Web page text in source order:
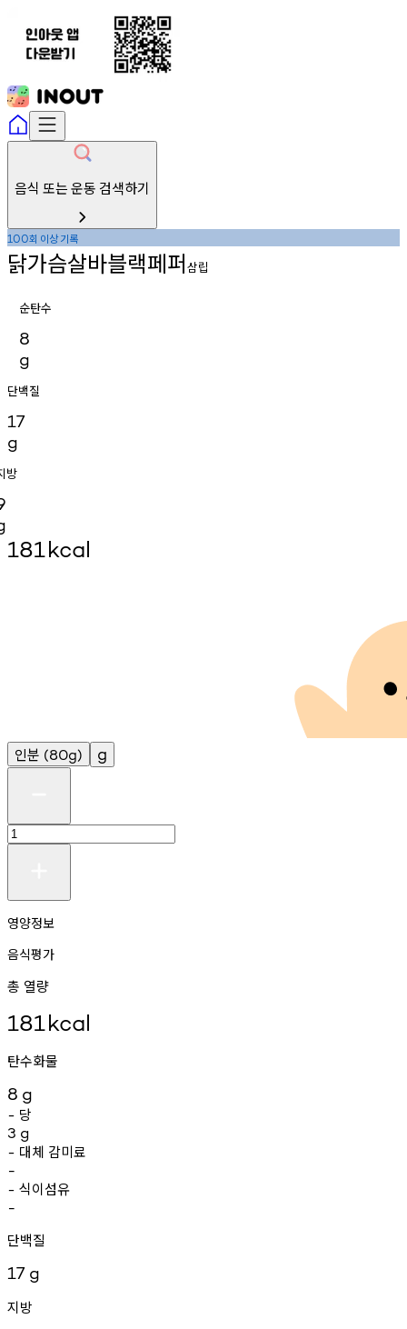
음식 또는 운동 검색하기
100회 이상기록
닭가슴살바블랙페퍼삼립
순탄수
8
g
단백질
17
g
방
181kcal
인분 (80g) g
영양정보
음식평가
총 열량
181kcal
탄수화물
8 g
- 당
3 g
- 대체 감미료
-
- 식이섬유
-
단백질
17 g
지방